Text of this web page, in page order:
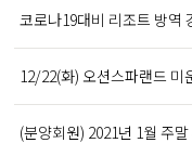
코로나19대비 리조트 방역
12/22(화) 오션스파랜드 미
(분양회원) 2021년 1월 주